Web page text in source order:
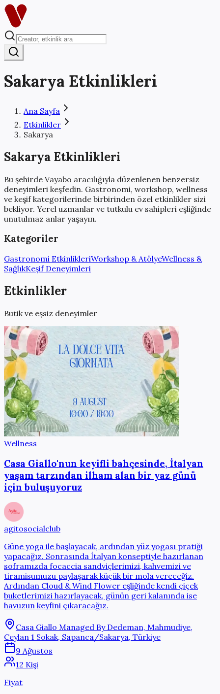
Sakarya Etkinlikleri
Ana Sayfa
Etkinlikler
Sakarya
Sakarya Etkinlikleri
Bu şehirde Vayabo aracılığıyla düzenlenen benzersiz
deneyimleri keşfedin. Gastronomi, workshop, wellness
ve keşif kategorilerinde birbirinden özel etkinlikler sizi
bekliyor. Yerel uzmanlar ve tutkulu ev sahipleri eşliğinde
unutulmaz anlar yaşayın.
Kategoriler
Gastronomi EtkinlikleriWorkshop & AtölyeWellness &
SağlıkKeşif Deneyimleri
Etkinlikler
Butik ve eşsiz deneyimler
Wellness
Casa Giallo'nun keyifli bahçesinde, İtalyan
yaşam tarzından ilham alan bir yaz günü
için buluşuyoruz
agitosocialclub
Güne yoga ile başlayacak, ardından yüz yogası pratiği
yapacağız. Sonrasında İtalyan konseptiyle hazırlanan
soframızda focaccia sandviçlerimizi, kahvemizi ve
tiramisumuzu paylaşarak küçük bir mola vereceğiz.
Ardından Cloud & Wind Flower eşliğinde kendi çiçek
buketlerimizi hazırlayacak, günün geri kalanında ise
havuzun keyfini çıkaracağız.
Casa Giallo Managed By Dedeman, Mahmudiye,
Ceylan 1 Sokak, Sapanca/Sakarya, Türkiye
9 Ağustos
12 Kişi
Fiyat